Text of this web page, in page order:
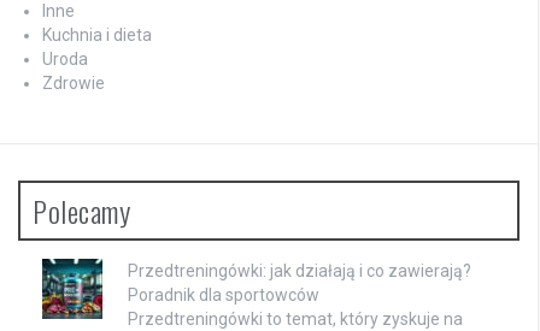
Inne
Kuchnia i dieta
Uroda
Zdrowie
Polecamy
Przedtreningówki: jak działają i co zawierają?
Poradnik dla sportowców
Przedtreningówki to temat, który zyskuje na